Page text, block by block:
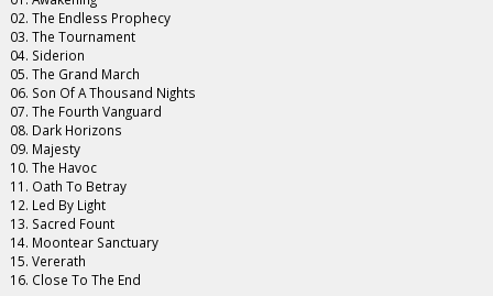
02. The Endless Prophecy
03. The Tournament
04. Siderion
05. The Grand March
06. Son Of A Thousand Nights
07. The Fourth Vanguard
08. Dark Horizons
09. Majesty
10. The Havoc
11. Oath To Betray
12. Led By Light
13. Sacred Fount
14. Moontear Sanctuary
15. Vererath
16. Close To The End